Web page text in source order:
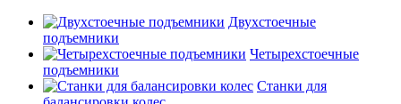
Двухстоечные
подъемники
Четырехстоечные
подъемники
Станки для